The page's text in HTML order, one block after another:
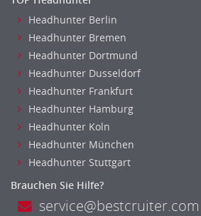
Metallhandwerk
Nahrungsmittelherstellung, -verarbeitung
Raumgestaltung
Reiseverkehr, Touristik
Sicherheitsdienste, Schutzdienste
Automatisierungstechnik
Bauwesen
Elektrotechnik, Elektronik
Energie und Umwelttechnik
Entwicklung
Fahrzeugtechnik
Headhunter Berlin
Headhunter Bremen
Headhunter Dortmund
Headhunter Dusseldorf
Headhunter Frankfurt
Headhunter Hamburg
Headhunter Koln
Headhunter München
Headhunter Stuttgart
Brauchen Sie Hilfe?
service@bestcruiter.com